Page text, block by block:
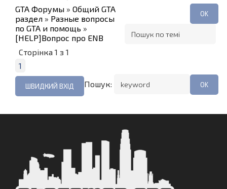
GTA Форумы » Общий GTA
раздел » Разные вопросы
по GTA и помощь »
[HELP]Вопрос про ENB
Сторінка 1 з 1
1
Пошук: